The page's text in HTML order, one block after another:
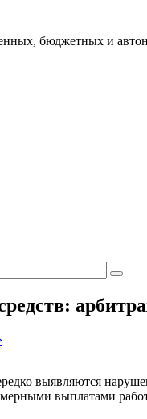
бюджетных и
выявляются
выплатами